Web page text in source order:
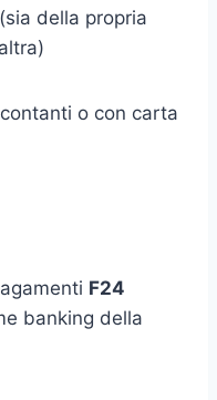
della propria
o con carta
F24
banking della